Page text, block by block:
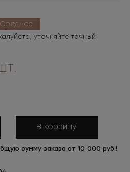
Среднее
уточняйте точный
В корзину
сумму заказа от 10 000 руб.!